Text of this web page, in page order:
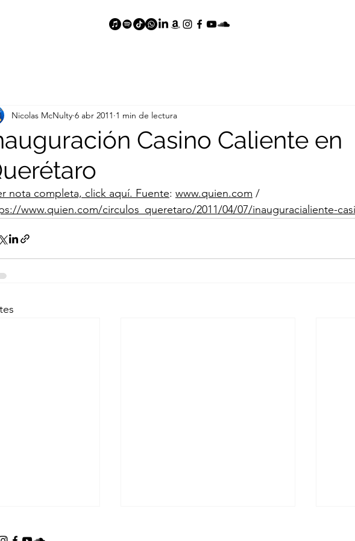
Casino Caliente en
Nicolas McNulty 6 abr 2011 1 min de lectura
nota completa, click aquí. Fuente: www.quien.com /
www.quien.com/circulos_queretaro/2011/04/07/inauguracialiente-